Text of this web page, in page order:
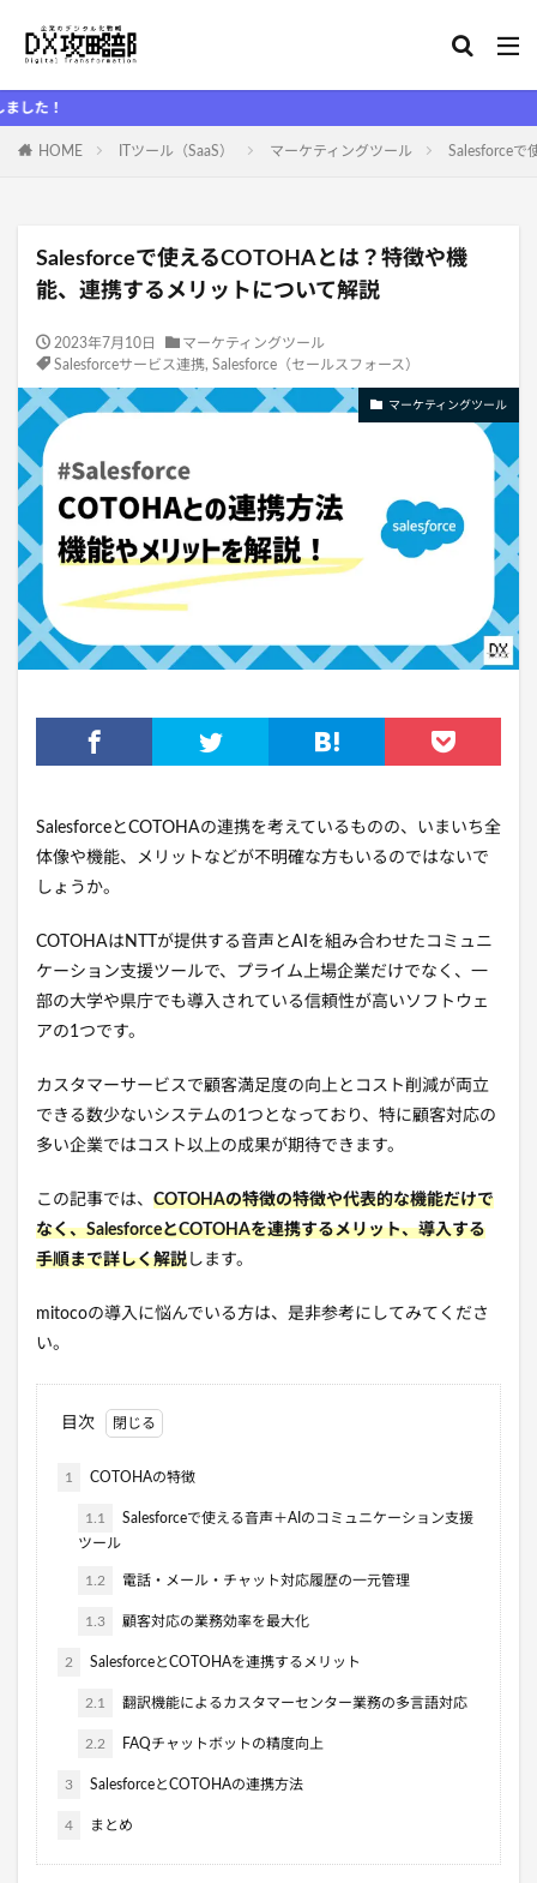
HOME ITツール（SaaS） マーケティングツール Salesforceで
Salesforceで使えるCOTOHAとは？特徴や機
能、連携するメリットについて解説
2023年7月10日
マーケティングツール
Salesforceサービス連携, Salesforce（セールスフォース）
マーケティングツール
SalesforceとCOTOHAの連携を考えているものの、いまいち全
体像や機能、メリットなどが不明確な方もいるのではないで
しょうか。
COTOHAはNTTが提供する音声とAIを組み合わせたコミュニ
ケーション支援ツールで、プライム上場企業だけでなく、一
部の大学や県庁でも導入されている信頼性が高いソフトウェ
アの1つです。
カスタマーサービスで顧客満足度の向上とコスト削減が両立
できる数少ないシステムの1つとなっており、特に顧客対応の
多い企業ではコスト以上の成果が期待できます。
この記事では、 COTOHAの特徴の特徴や代表的な機能だけで
なく、SalesforceとCOTOHAを連携するメリット、導入する
手順まで詳しく解説 します。
mitocoの導入に悩んでいる方は、是非参考にしてみてくださ
い。
目次
1 COTOHAの特徴
1.1
Salesforceで使える音声＋AIのコミュニケーション支援
ツール
1.2 電話・メール・チャット対応履歴の一元管理
1.3 顧客対応の業務効率を最大化
2 SalesforceとCOTOHAを連携するメリット
2.1 翻訳機能によるカスタマーセンター業務の多言語対応
2.2 FAQチャットボットの精度向上
3 SalesforceとCOTOHAの連携方法
4 まとめ